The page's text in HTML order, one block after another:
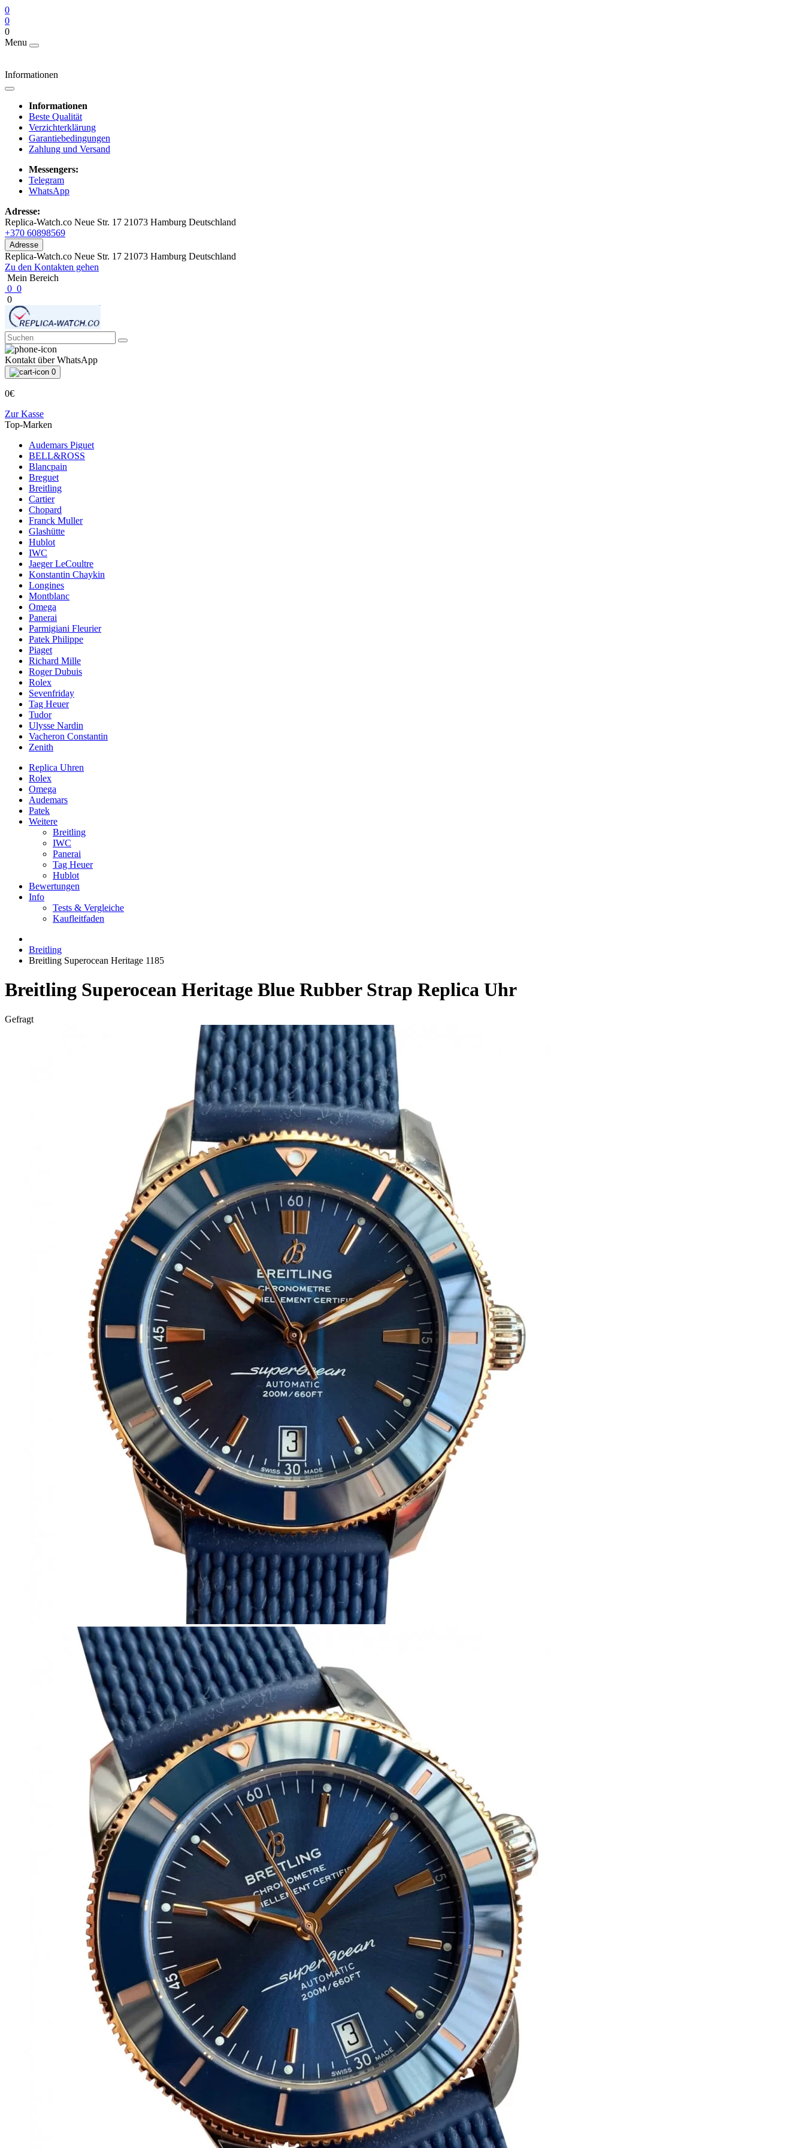
0
0
0
Menu
Informationen
Informationen
Beste Qualität
Verzichterklärung
Garantiebedingungen
Zahlung und Versand
Messengers:
Telegram
WhatsApp
Adresse:
Replica-Watch.co Neue Str. 17 21073 Hamburg Deutschland
+370 60898569
Adresse
Replica-Watch.co Neue Str. 17 21073 Hamburg Deutschland
Zu den Kontakten gehen
Mein Bereich
0 0
0
Kontakt über WhatsApp
0
0€
Zur Kasse
Top-Marken
Audemars Piguet
BELL&ROSS
Blancpain
Breguet
Breitling
Cartier
Chopard
Franck Muller
Glashütte
Hublot
IWC
Jaeger LeCoultre
Konstantin Chaykin
Longines
Montblanc
Omega
Panerai
Parmigiani Fleurier
Patek Philippe
Piaget
Richard Mille
Roger Dubuis
Rolex
Sevenfriday
Tag Heuer
Tudor
Ulysse Nardin
Vacheron Constantin
Zenith
Replica Uhren
Rolex
Omega
Audemars
Patek
Weitere
Breitling
IWC
Panerai
Tag Heuer
Hublot
Bewertungen
Info
Tests & Vergleiche
Kaufleitfaden
Breitling
Breitling Superocean Heritage 1185
Breitling Superocean Heritage Blue Rubber Strap Replica Uhr
Gefragt